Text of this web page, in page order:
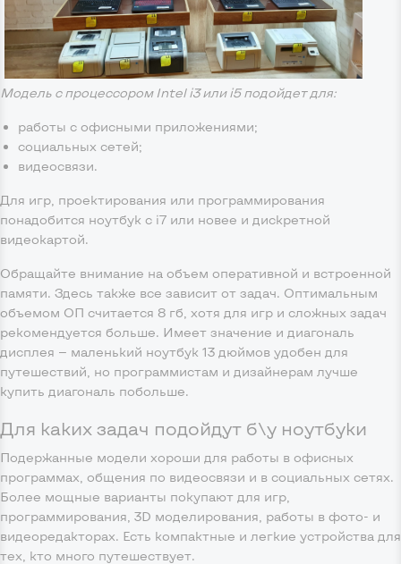
Модель с процессором Intel i3 или i5 подойдет для:
работы с офисными приложениями;
социальных сетей;
видеосвязи.
Для игр, проектирования или программирования
понадобится ноутбук с i7 или новее и дискретной
видеокартой.
Обращайте внимание на объем оперативной и встроенной
памяти. Здесь также все зависит от задач. Оптимальным
объемом ОП считается 8 гб, хотя для игр и сложных задач
рекомендуется больше. Имеет значение и диагональ
дисплея — маленький ноутбук 13 дюймов удобен для
путешествий, но программистам и дизайнерам лучше
купить диагональ побольше.
Для каких задач подойдут б\у ноутбуки
Подержанные модели хороши для работы в офисных
программах, общения по видеосвязи и в социальных сетях.
Более мощные варианты покупают для игр,
программирования, 3D моделирования, работы в фото- и
видеоредакторах. Есть компактные и легкие устройства для
тех, кто много путешествует.